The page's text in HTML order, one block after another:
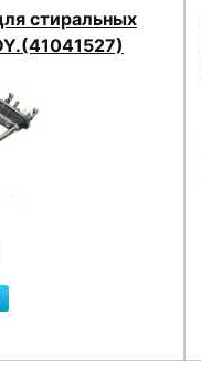
стиральных